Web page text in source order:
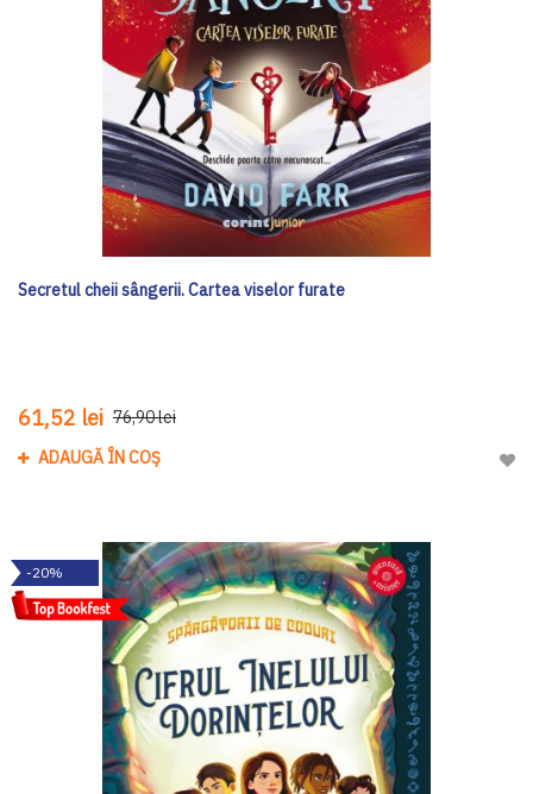
Secretul cheii sângerii. Cartea viselor furate
61,52 lei 76,90 lei
ADAUGĂ ÎN COȘ
-20%